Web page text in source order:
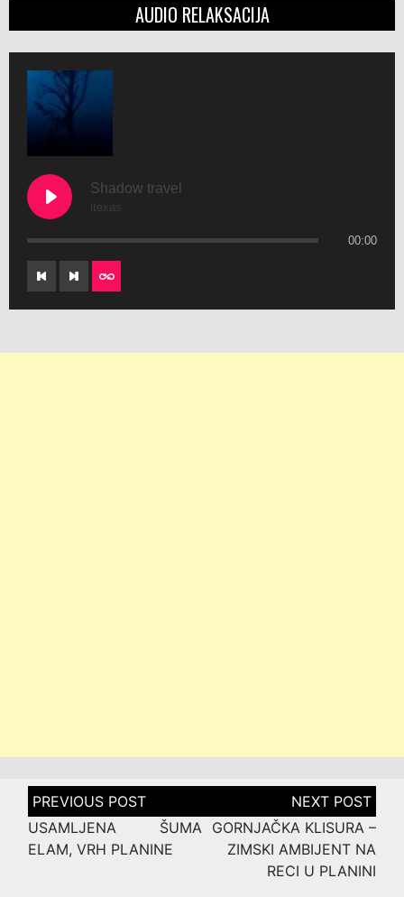
AUDIO RELAKSACIJA
Shadow travel
itexas
00:00
Post
navigation
USAMLJENA ŠUMA
ELAM, VRH PLANINE
GORNJAČKA KLISURA –
ZIMSKI AMBIJENT NA
RECI U PLANINI